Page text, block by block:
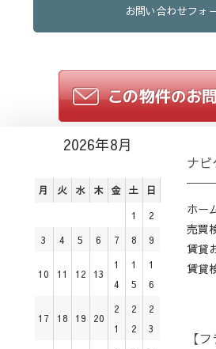
お問い合わせフォ
2026年8月
月 火 水 木 金 土 日
1
2
3
4 5 6 7 8 9
10 11 12 13
1
4
1
5
1
6
17 18 19 20
2
1
2
2
2
3
ナビ
ホー
売買
賃貸
賃貸
【